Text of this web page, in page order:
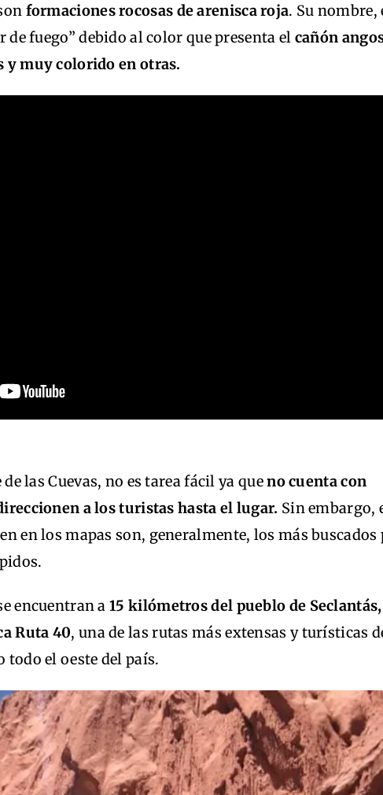
formaciones rocosas de arenisca roja. Su nombre,
fuego” debido al color que presenta el cañón
y muy colorido en otras.
las Cuevas, no es tarea fácil ya queno cuenta con
a los turistas hasta el lugar. Sin embargo,
en los mapas son, generalmente, los más buscados
encuentran a15 kilómetros del pueblo de Seclantás,
Ruta 40, una de las rutas más extensas y turísticas
el oeste del país.